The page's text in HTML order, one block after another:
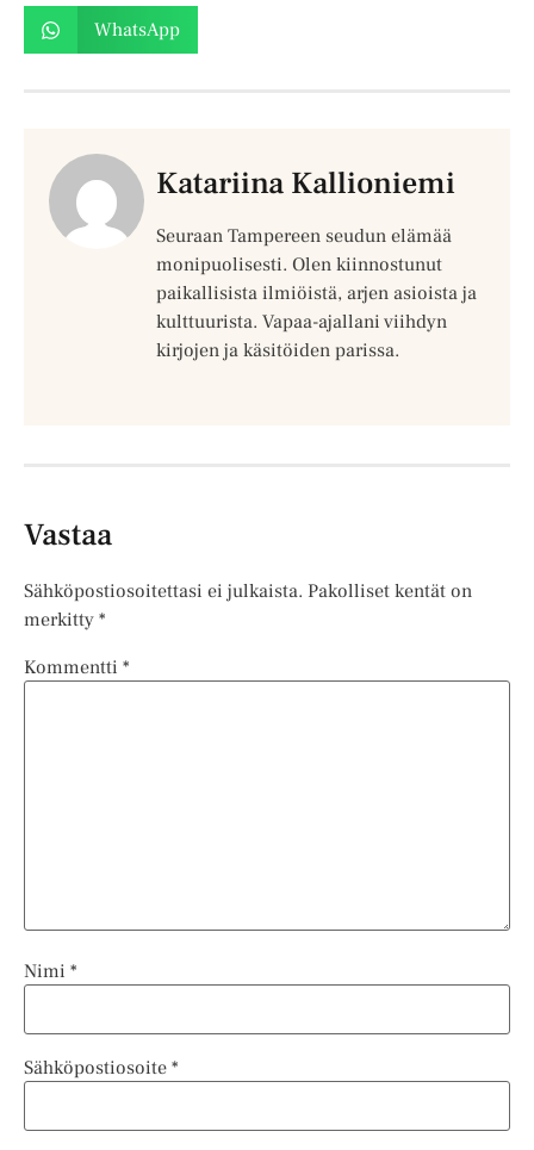
WhatsApp
Katariina Kallioniemi
Seuraan Tampereen seudun elämää
monipuolisesti. Olen kiinnostunut
paikallisista ilmiöistä, arjen asioista ja
kulttuurista. Vapaa-ajallani viihdyn
kirjojen ja käsitöiden parissa.
Vastaa
Sähköpostiosoitettasi ei julkaista. Pakolliset kentät on
merkitty *
Kommentti *
Nimi *
Sähköpostiosoite *